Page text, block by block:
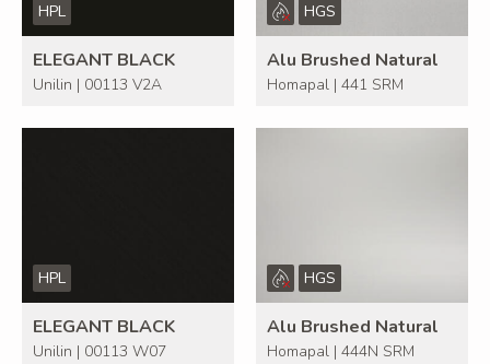
HPL
ELEGANT BLACK
Unilin | 00113 V2A
HGS
Alu Brushed Natural
Homapal | 441 SRM
HPL
ELEGANT BLACK
Unilin | 00113 W07
HGS
Alu Brushed Natural
Homapal | 444N SRM